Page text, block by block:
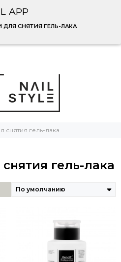
APP
СНЯТИЯ ГЕЛЬ-ЛАКА
снятия гель-лака
гель-лака